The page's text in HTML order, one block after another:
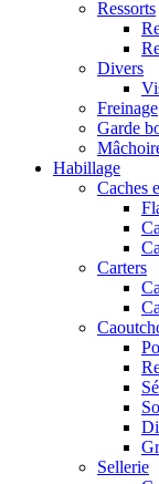
Ressorts
Divers
Freinage
Garde
Habillage
Caches
Carters
Sellerie